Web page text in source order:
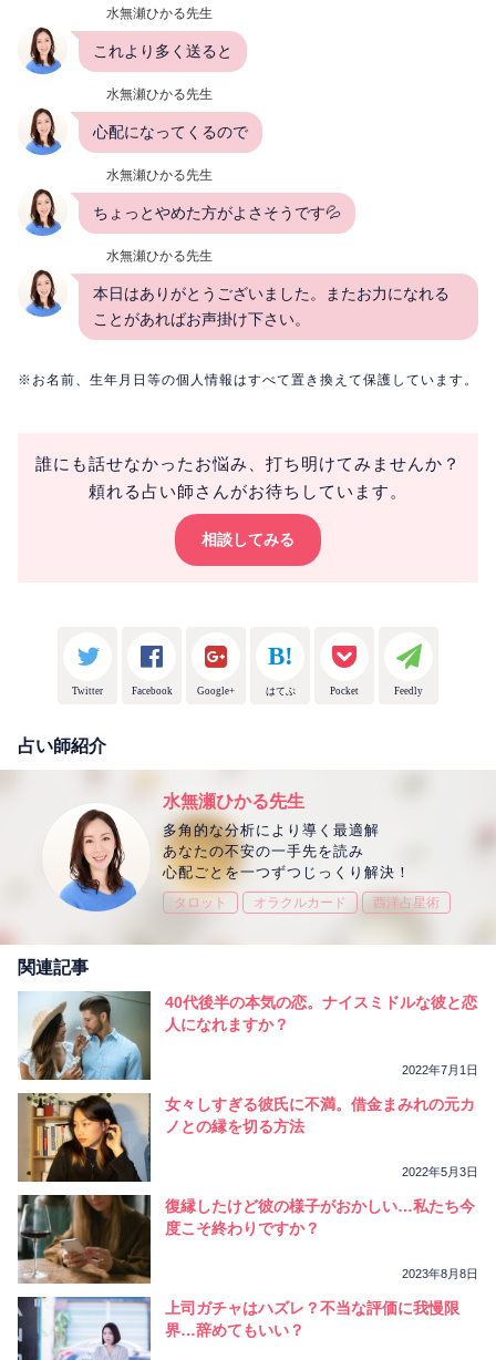
水無瀬ひかる先生
これより多く送ると
水無瀬ひかる先生
心配になってくるので
水無瀬ひかる先生
ちょっとやめた方がよさそうです💦
水無瀬ひかる先生
本日はありがとうございました。またお力になれる
ことがあればお声掛け下さい。
※お名前、生年月日等の個人情報はすべて置き換えて保護しています。
誰にも話せなかったお悩み、打ち明けてみませんか？
頼れる占い師さんがお待ちしています。
相談してみる
Twitter Facebook Google+ はてぶ Pocket Feedly
占い師紹介
水無瀬ひかる先生
多角的な分析により導く最適解
あなたの不安の一手先を読み
心配ごとを一つずつじっくり解決！
タロット オラクルカード 西洋占星術
関連記事
40代後半の本気の恋。ナイスミドルな彼と恋
人になれますか？
2022年7月1日
女々しすぎる彼氏に不満。借金まみれの元カ
ノとの縁を切る方法
2022年5月3日
復縁したけど彼の様子がおかしい…私たち今
度こそ終わりですか？
2023年8月8日
上司ガチャはハズレ？不当な評価に我慢限
界…辞めてもいい？